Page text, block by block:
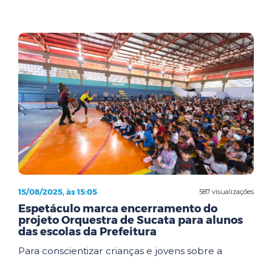
587 visualizações
15/08/2025, às 15:05
Espetáculo marca encerramento do
projeto Orquestra de Sucata para alunos
das escolas da Prefeitura
Para conscientizar crianças e jovens sobre a